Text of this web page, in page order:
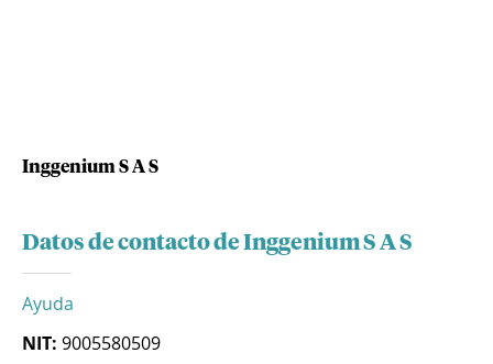
Inggenium S A S
Datos de contacto de Inggenium S A S
Ayuda
NIT: 9005580509